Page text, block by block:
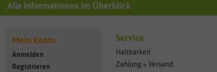
Alle Informationen im Überblick
Mein Konto
Anmelden
Registrieren
Service
Haltbarkeit
Zahlung + Versand